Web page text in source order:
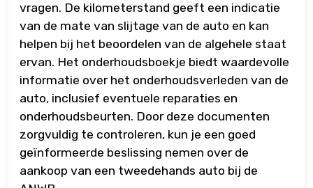
vragen. De kilometerstand geeft een indicatie
van de mate van slijtage van de auto en kan
helpen bij het beoordelen van de algehele staat
ervan. Het onderhoudsboekje biedt waardevolle
informatie over het onderhoudsverleden van de
auto, inclusief eventuele reparaties en
onderhoudsbeurten. Door deze documenten
zorgvuldig te controleren, kun je een goed
geïnformeerde beslissing nemen over de
aankoop van een tweedehands auto bij de